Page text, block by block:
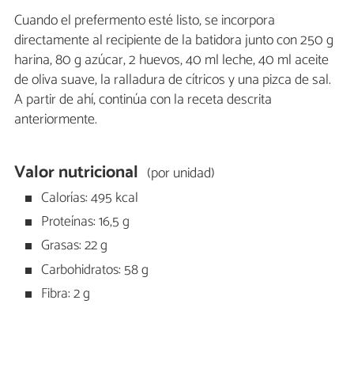
Cuando el prefermento esté listo, se incorpora
directamente al recipiente de la batidora junto con 250 g
harina, 80 g azúcar, 2 huevos, 40 ml leche, 40 ml aceite
de oliva suave, la ralladura de cítricos y una pizca de sal.
A partir de ahí, continúa con la receta descrita
anteriormente.
Valor nutricional (por unidad)
Calorías: 495 kcal
Proteínas: 16,5 g
Grasas: 22 g
Carbohidratos: 58 g
Fibra: 2 g